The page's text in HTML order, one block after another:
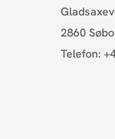
2860
Telefon: